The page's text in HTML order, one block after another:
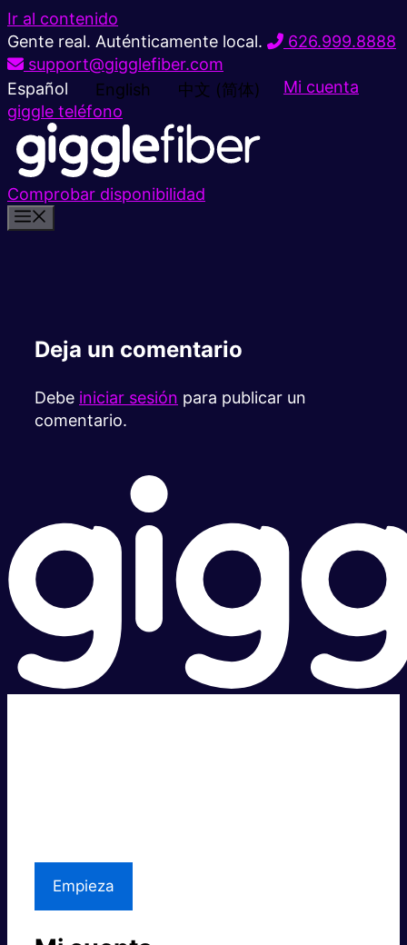
Ir al contenido
Gente real. Auténticamente local.
626.999.8888
support@gigglefiber.com
Español
English 中文 (简体)
Mi cuenta
giggle teléfono
Comprobar disponibilidad
Deja un comentario
Debe iniciar sesión para publicar un
comentario.
Empieza